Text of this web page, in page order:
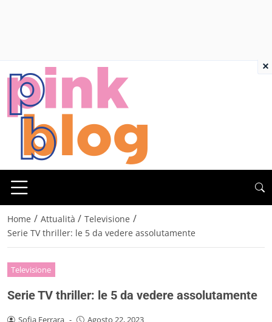
Home / Attualità / Televisione /
Serie TV thriller: le 5 da vedere assolutamente
Televisione
Serie TV thriller: le 5 da vedere assolutamente
Sofia Ferrara - Agosto 22, 2023
×